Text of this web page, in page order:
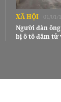
XÃ HỘI 01/01/
Người đàn
bị ô tô đâm tử